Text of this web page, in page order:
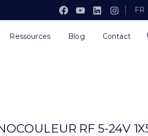
FR
Ressources Blog Contact
RF 5-24V